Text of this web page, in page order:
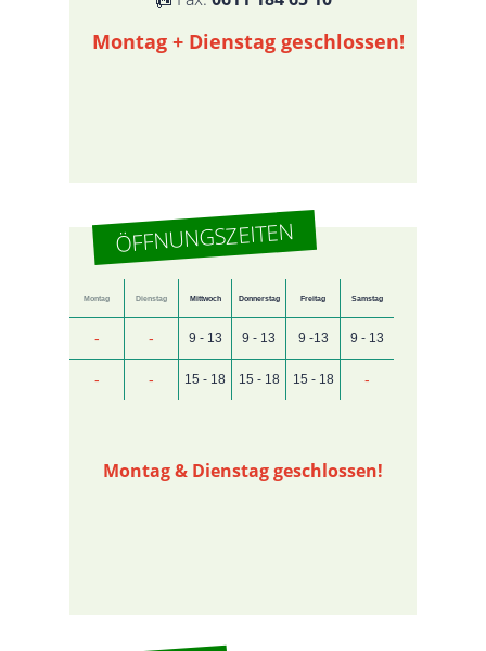
Montag + Dienstag geschlossen!
ÖFFNUNGSZEITEN
Montag Dienstag Mittwoch Donnerstag Freitag Samstag
- - 9 - 13 9 - 13 9 -13 9 - 13
- - 15 - 18 15 - 18 15 - 18 -
Montag & Dienstag geschlossen!